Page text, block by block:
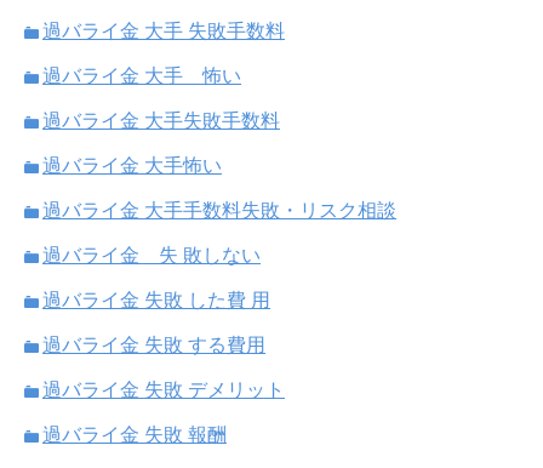
過バライ金 大手 失敗手数料
過バライ金 大手 怖い
過バライ金 大手失敗手数料
過バライ金 大手怖い
過バライ金 大手手数料失敗・リスク相談
過バライ金 失 敗しない
過バライ金 失敗 した費 用
過バライ金 失敗 する費用
過バライ金 失敗 デメリット
過バライ金 失敗 報酬